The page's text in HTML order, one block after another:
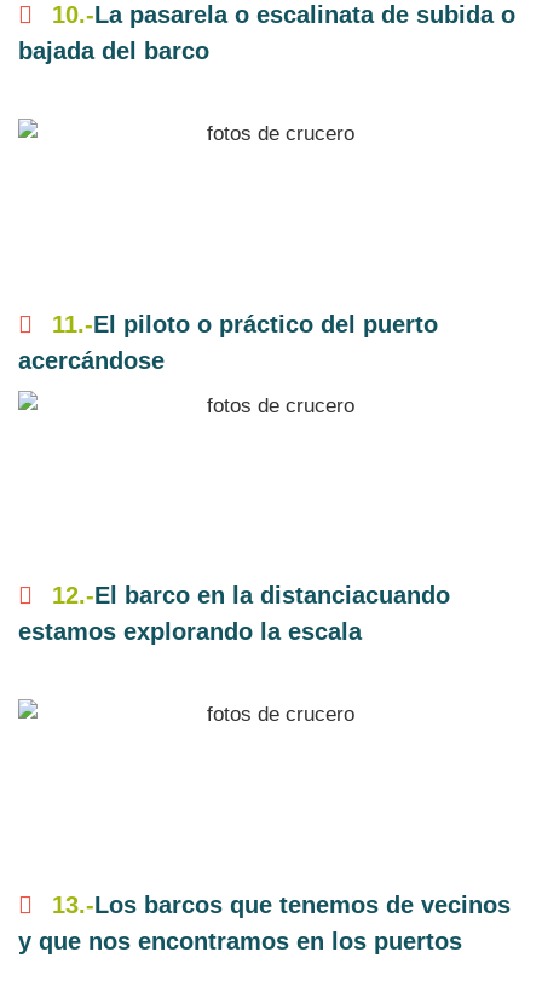
10.-La pasarela o escalinata de subida o
bajada del barco
11.-El piloto o práctico del puerto
acercándose
12.-El barco en la distanciacuando
estamos explorando la escala
13.-Los barcos que tenemos de vecinos
y que nos encontramos en los puertos